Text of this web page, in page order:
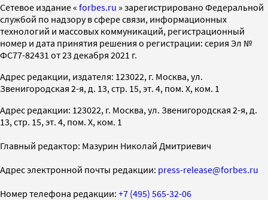
Cетевое издание « forbes.ru » зарегистрировано Федеральной
службой по надзору в сфере связи, информационных
технологий и массовых коммуникаций, регистрационный
номер и дата принятия решения о регистрации: серия Эл №
ФС77-82431 от 23 декабря 2021 г.
Адрес редакции, издателя: 123022, г. Москва, ул.
Звенигородская 2-я, д. 13, стр. 15, эт. 4, пом. X, ком. 1
Адрес редакции: 123022, г. Москва, ул. Звенигородская 2-я, д.
13, стр. 15, эт. 4, пом. X, ком. 1
Главный редактор: Мазурин Николай Дмитриевич
Адрес электронной почты редакции: press-release@forbes.ru
Номер телефона редакции: +7 (495) 565-32-06